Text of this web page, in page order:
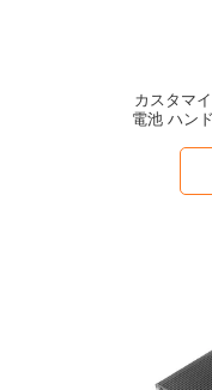
カスタマ
電池 ハン